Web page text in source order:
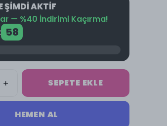
ŞİMDİ AKTİF
— %40 İndirimi Kaçırma!
57
SEPETE EKLE
HEMEN AL